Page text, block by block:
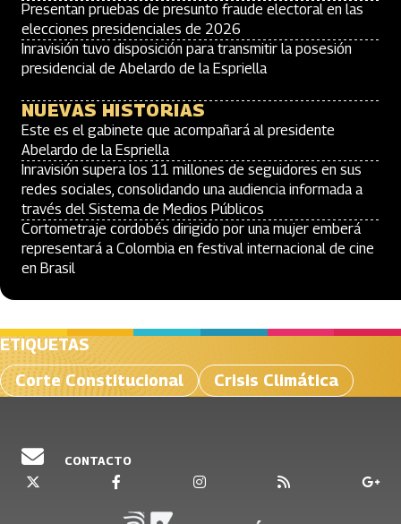
Presentan pruebas de presunto fraude electoral en las
elecciones presidenciales de 2026
Inravisión tuvo disposición para transmitir la posesión
presidencial de Abelardo de la Espriella
NUEVAS HISTORIAS
Este es el gabinete que acompañará al presidente
Abelardo de la Espriella
Inravisión supera los 11 millones de seguidores en sus
redes sociales, consolidando una audiencia informada a
través del Sistema de Medios Públicos
Cortometraje cordobés dirigido por una mujer emberá
representará a Colombia en festival internacional de cine
en Brasil
ETIQUETAS
Corte Constitucional
Crisis Climática
CONTACTO